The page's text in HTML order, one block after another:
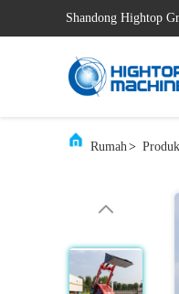
Shandong Hightop
Rumah> Produk